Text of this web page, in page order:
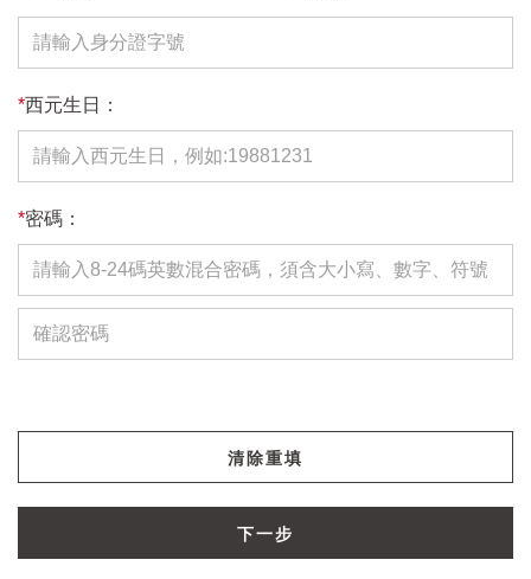
*西元生日：
*密碼：